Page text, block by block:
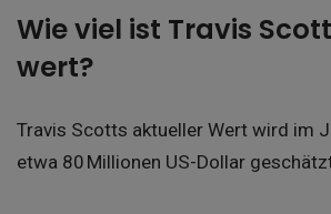
Wie viel ist Travis
wert?
Travis Scotts aktueller Wert wird im
etwa 80 Millionen US-Dollar